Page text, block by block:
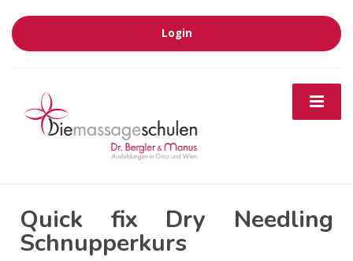
Login
Quick fix Dry Needling
Schnupperkurs